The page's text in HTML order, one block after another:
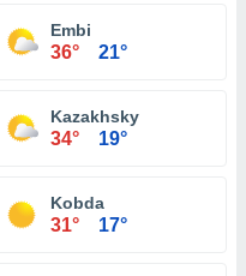
Embi
36° 21°
Kazakhsky
34° 19°
Kobda
31° 17°